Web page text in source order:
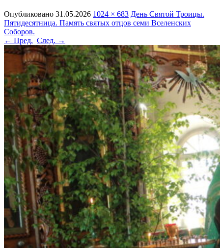
Опубликовано 31.05.2026 1024 × 683 День Святой Троицы.
Пятидесятница. Память святых отцов семи Вселенских
Соборов.
← Пред. След. →